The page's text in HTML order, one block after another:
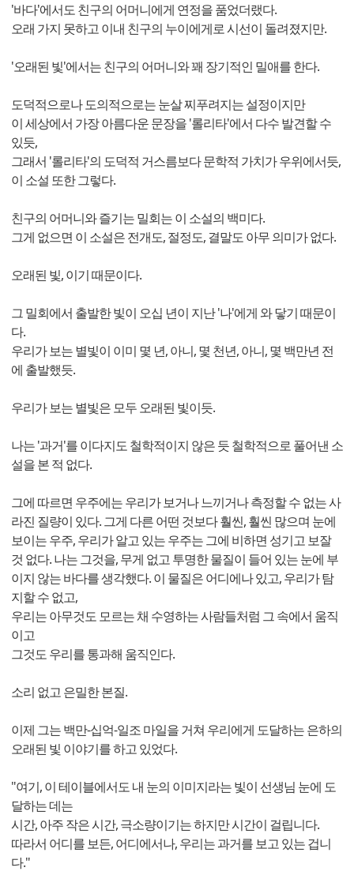
'바다'에서도 친구의 어머니에게 연정을 품었더랬다.
오래 가지 못하고 이내 친구의 누이에게로 시선이 돌려졌지만.
'오래된 빛'에서는 친구의 어머니와 꽤 장기적인 밀애를 한다.
도덕적으로나 도의적으로는 눈살 찌푸려지는 설정이지만
이 세상에서 가장 아름다운 문장을 '롤리타'에서 다수 발견할 수
있듯,
그래서 '롤리타'의 도덕적 거스름보다 문학적 가치가 우위에서듯,
이 소설 또한 그렇다.
친구의 어머니와 즐기는 밀회는 이 소설의 백미다.
그게 없으면 이 소설은 전개도, 절정도, 결말도 아무 의미가 없다.
오래된 빛, 이기 때문이다.
그 밀회에서 출발한 빛이 오십 년이 지난 '나'에게 와 닿기 때문이
다.
우리가 보는 별빛이 이미 몇 년, 아니, 몇 천년, 아니, 몇 백만년 전
에 출발했듯.
우리가 보는 별빛은 모두 오래된 빛이듯.
나는 '과거'를 이다지도 철학적이지 않은 듯 철학적으로 풀어낸 소
설을 본 적 없다.
그에 따르면 우주에는 우리가 보거나 느끼거나 측정할 수 없는 사
라진 질량이 있다. 그게 다른 어떤 것보다 훨씬, 훨씬 많으며 눈에
보이는 우주, 우리가 알고 있는 우주는 그에 비하면 성기고 보잘
것 없다. 나는 그것을, 무게 없고 투명한 물질이 들어 있는 눈에 부
이지 않는 바다를 생각했다. 이 물질은 어디에나 있고, 우리가 탐
지할 수 없고,
우리는 아무것도 모르는 채 수영하는 사람들처럼 그 속에서 움직
이고
그것도 우리를 통과해 움직인다.
소리 없고 은밀한 본질.
이제 그는 백만-십억-일조 마일을 거쳐 우리에게 도달하는 은하의
오래된 빛 이야기를 하고 있었다.
"여기, 이 테이블에서도 내 눈의 이미지라는 빛이 선생님 눈에 도
달하는 데는
시간, 아주 작은 시간, 극소량이기는 하지만 시간이 걸립니다.
따라서 어디를 보든, 어디에서나, 우리는 과거를 보고 있는 겁니
다."